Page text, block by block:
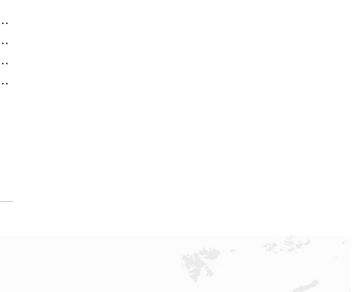
及售后热线权威信息公示（2026年6月最新）
及完整地址权威信息公示（2026年6月最新）
和官方热线权威信息公示（2026年6月最新）
与地址权威信息公示（2026年6月最新）